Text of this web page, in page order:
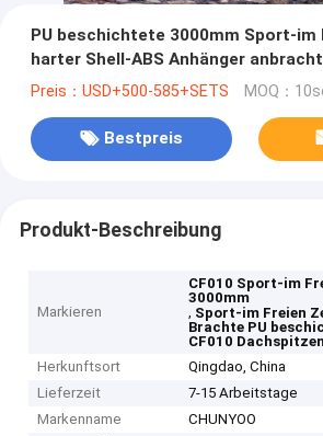
PU beschichtete 3000mm Sport-im
harter Shell-ABS Anhänger
Spitzenzelt
Preis：USD+500-585+SETS MOQ：
Bestpreis
Produkt-Beschreibung
Markieren
CF010 Sport-im
3000mm
, Sport-im Freien
Brachte PU
CF010
Herkunftsort
Qingdao, China
Lieferzeit
7-15 Arbeitstage
Markenname
CHUNYOO